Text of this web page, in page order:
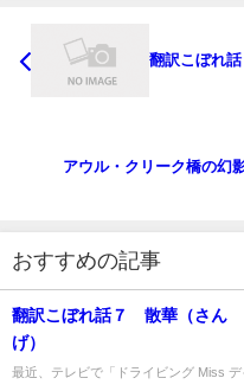
翻訳こぼれ
アウル・クリーク橋の
おすすめの記事
翻訳こぼれ話７ 散華（さん
げ）
最近、テレビで「ドライビング Miss デ